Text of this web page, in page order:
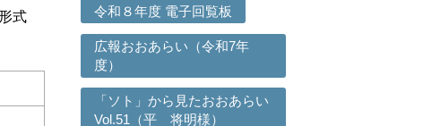
式 令和８年度 電子回覧板
広報おおあらい（令和7年
度）
「ソト」から見たおおあらい
Vol.51（平 将明様）